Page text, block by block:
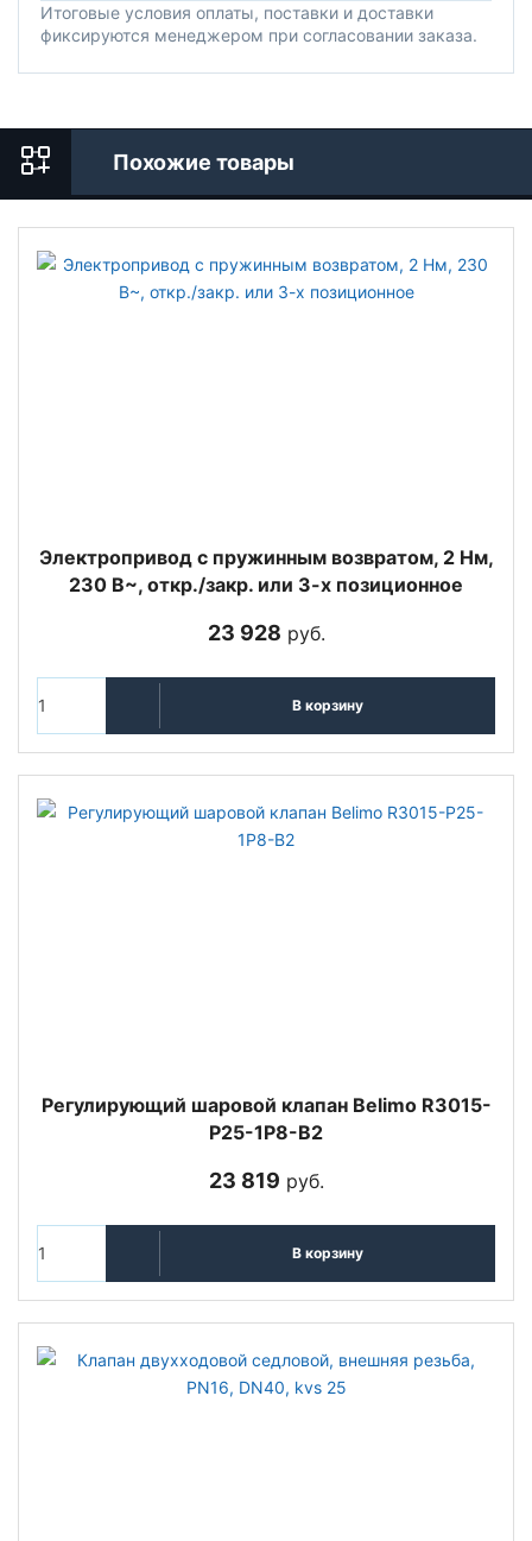
Итоговые условия оплаты, поставки и доставки
фиксируются менеджером при согласовании заказа.
Похожие товары
Электропривод с пружинным возвратом, 2 Нм,
230 В~, откр./закр. или 3-х позиционное
23 928 руб.
В корзину
Регулирующий шаровой клапан Belimo R3015-
P25-1P8-B2
23 819 руб.
В корзину